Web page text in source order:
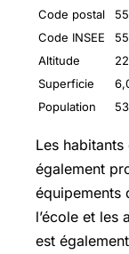
Code postal
Code INSEE
Altitude
Superficie
Population
Les
également
équipements
l’école et les
est